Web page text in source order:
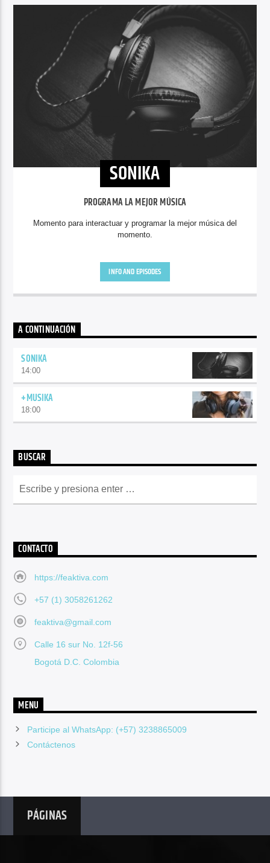
SONIKA
PROGRAMA LA MEJOR MÚSICA
Momento para interactuar y programar la mejor música del
momento.
INFO AND EPISODES
A CONTINUACIÓN
SONIKA
14:00
+MUSIKA
18:00
BUSCAR
CONTACTO
https://feaktiva.com
+57 (1) 3058261262
feaktiva@gmail.com
Calle 16 sur No. 12f-56
Bogotá D.C. Colombia
MENU
Participe al WhatsApp: (+57) 3238865009
Contáctenos
PÁGINAS